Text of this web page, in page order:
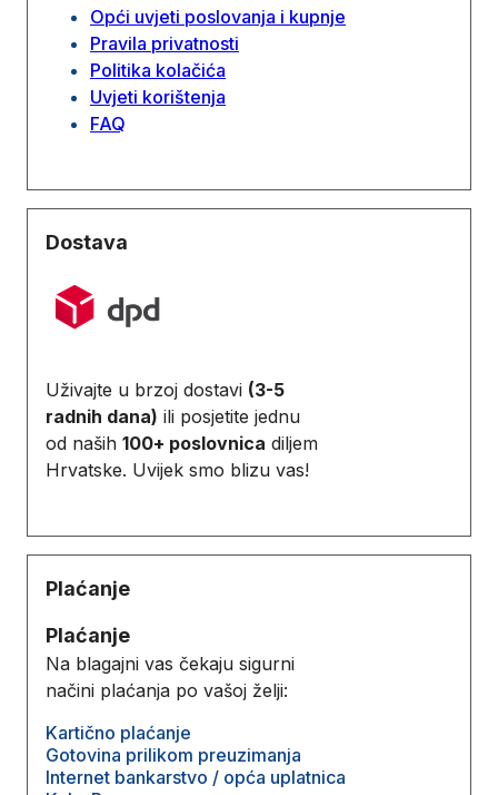
Opći uvjeti poslovanja i kupnje
Pravila privatnosti
Politika kolačića
Uvjeti korištenja
FAQ
Dostava
Uživajte u brzoj dostavi (3-5
radnih dana) ili posjetite jednu
od naših 100+ poslovnica diljem
Hrvatske. Uvijek smo blizu vas!
Plaćanje
Plaćanje
Na blagajni vas čekaju sigurni
načini plaćanja po vašoj želji:
Kartično plaćanje
Gotovina prilikom preuzimanja
Internet bankarstvo / opća uplatnica